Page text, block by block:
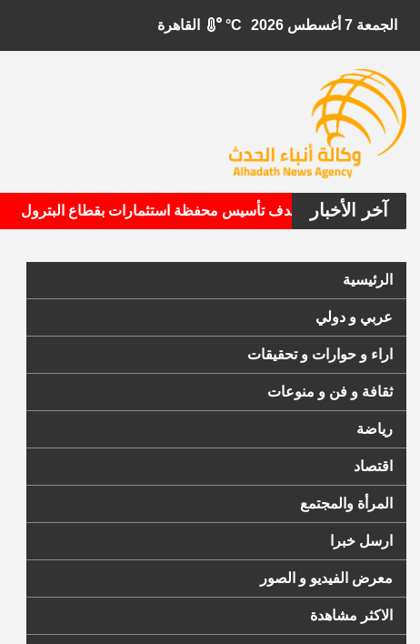
الجمعة 7 أغسطس 2026 °C
آخر الأخبار
الأمريكية تستهدف تأسيس محفظة استثمارات بقطاع البترول
الرئيسية
عربي و دولي
اراء و حوارات و تحقيقات
ثقافة و فن و منوعات
رياضة
اقتصاد
المرأة والمجتمع
ارسل خبرا
معرض الفيديو و الصور
الاكثر مشاهدة